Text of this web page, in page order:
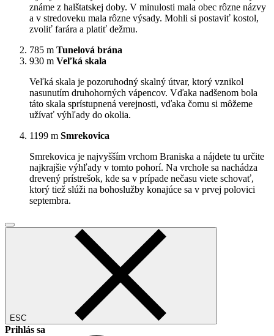
známe z halštatskej doby. V minulosti mala obec rôzne názvy
a v stredoveku mala rôzne výsady. Mohli si postaviť kostol,
zvoliť farára a platiť dežmu.
785 m Tunelová brána
930 m Veľká skala
Veľká skala je pozoruhodný skalný útvar, ktorý vznikol
nasunutím druhohorných vápencov. Vďaka nadšenom bola
táto skala sprístupnená verejnosti, vďaka čomu si môžeme
užívať výhľady do okolia.
1199 m Smrekovica
Smrekovica je najvyšším vrchom Braniska a nájdete tu určite
najkrajšie výhľady v tomto pohorí. Na vrchole sa nachádza
drevený prístrešok, kde sa v prípade nečasu viete schovať,
ktorý tiež slúži na bohoslužby konajúce sa v prvej polovici
septembra.
ESC
Prihlás sa